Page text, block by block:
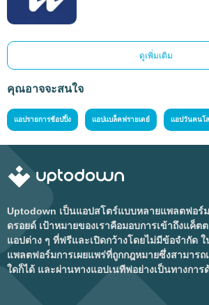
ดูเพิ่มเติม
คุณอาจจะสนใจ
แอปรายการช้อปปิ้ง แอปแบล็คฟรายเดย์ แอปวันคนโ
Uptodown เป็นแอปสโตร์แบบหลายแพลตฟอร์
ดรอยด์ เป้าหมายของเราคือมอบการเข้าถึงแค็
แอปต่าง ๆ ที่ฟรีและเปิดกว้างโดยไม่มีข้อจำกัด
แพลตฟอร์มการเผยแพร่ที่ถูกกฎหมายซึ่งสามารถ
ใดก็ได้ และผ่านทางแอปเนทีฟอย่างเป็นทางการ